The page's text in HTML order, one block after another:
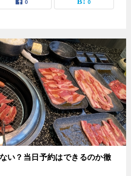
0 0
い？当日予約はできるのか徹